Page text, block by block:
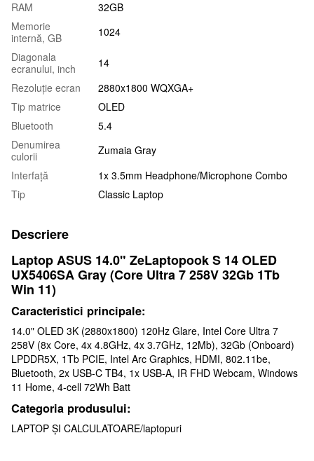
RAM
32GB
Memorie
internă, GB
1024
Diagonala
ecranului, inch
14
Rezoluție ecran
2880x1800 WQXGA+
Tip matrice
OLED
Bluetooth
5.4
Denumirea
culorii
Zumaia Gray
Interfață
1x 3.5mm Headphone/Microphone Combo
Tip
Classic Laptop
Descriere
Laptop ASUS 14.0" ZeLaptopook S 14 OLED
UX5406SA Gray (Core Ultra 7 258V 32Gb 1Tb
Win 11)
Caracteristici principale:
14.0" OLED 3K (2880x1800) 120Hz Glare, Intel Core Ultra 7
258V (8x Core, 4x 4.8GHz, 4x 3.7GHz, 12Mb), 32Gb (Onboard)
LPDDR5X, 1Tb PCIE, Intel Arc Graphics, HDMI, 802.11be,
Bluetooth, 2x USB-C TB4, 1x USB-A, IR FHD Webcam, Windows
11 Home, 4-cell 72Wh Batt
Categoria produsului:
LAPTOP ȘI CALCULATOARE/laptopuri